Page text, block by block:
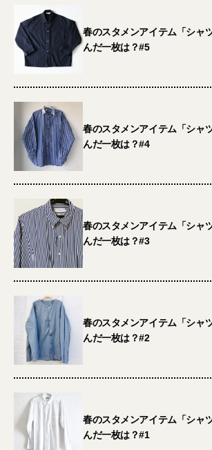
春のスタメンアイテム「シャ
んだ一枚は？#5
春のスタメンアイテム「シャ
んだ一枚は？#4
春のスタメンアイテム「シャ
んだ一枚は？#3
春のスタメンアイテム「シャ
んだ一枚は？#2
春のスタメンアイテム「シャ
んだ一枚は？#1